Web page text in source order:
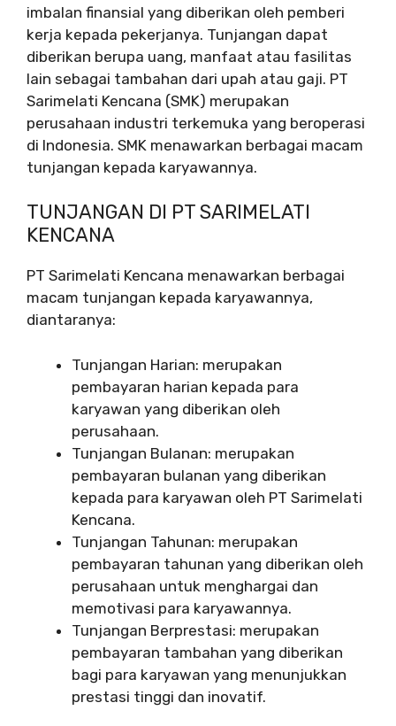
imbalan finansial yang diberikan oleh pemberi
kerja kepada pekerjanya. Tunjangan dapat
diberikan berupa uang, manfaat atau fasilitas
lain sebagai tambahan dari upah atau gaji. PT
Sarimelati Kencana (SMK) merupakan
perusahaan industri terkemuka yang beroperasi
di Indonesia. SMK menawarkan berbagai macam
tunjangan kepada karyawannya.
TUNJANGAN DI PT SARIMELATI
KENCANA
PT Sarimelati Kencana menawarkan berbagai
macam tunjangan kepada karyawannya,
diantaranya:
Tunjangan Harian: merupakan
pembayaran harian kepada para
karyawan yang diberikan oleh
perusahaan.
Tunjangan Bulanan: merupakan
pembayaran bulanan yang diberikan
kepada para karyawan oleh PT Sarimelati
Kencana.
Tunjangan Tahunan: merupakan
pembayaran tahunan yang diberikan oleh
perusahaan untuk menghargai dan
memotivasi para karyawannya.
Tunjangan Berprestasi: merupakan
pembayaran tambahan yang diberikan
bagi para karyawan yang menunjukkan
prestasi tinggi dan inovatif.